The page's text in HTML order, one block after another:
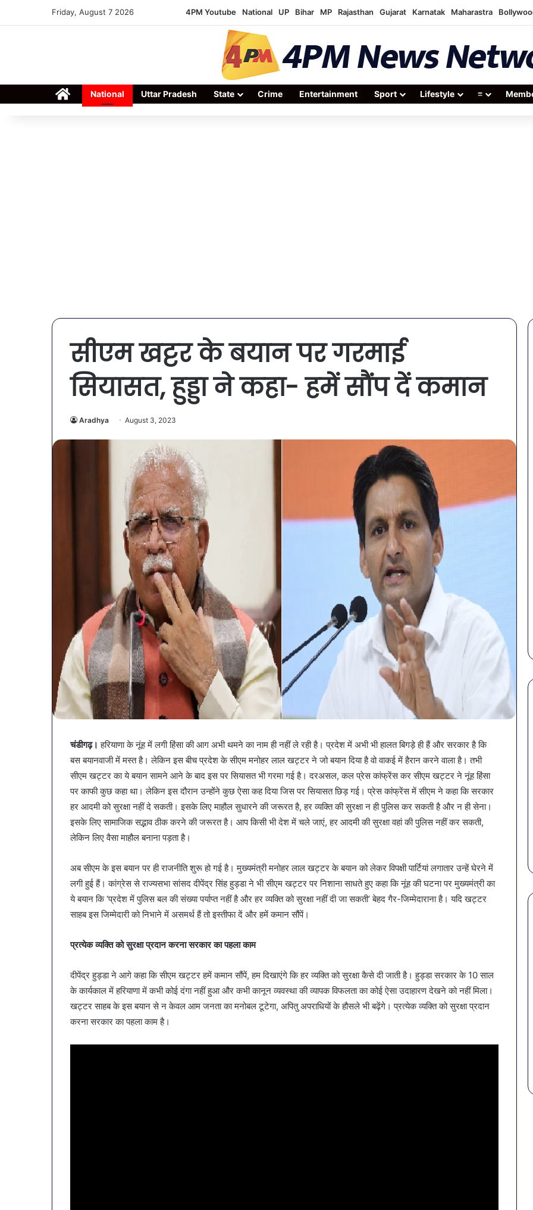
Friday, August 7 2026 4PM Youtube National UP Bihar MP Rajasthan Gujarat Karnatak Maharastra
HomeNational Uttar Pradesh State Crime Entertainment Sport Lifestyle ≡
सीएम खट्टर के बयान पर गरमाई
सियासत, हुड्डा ने कहा- हमें सौंप दें कमान
Aradhya August 3, 2023
चंडीगढ़।हरियाणा के नूंह में लगी हिंसा की आग अभी थमने का नाम ही नहीं ले रही है। प्रदेश में अभी भी हालत बिगड़े ही हैं और सरकार है कि
बस बयानवाजी में मस्त है। लेकिन इस बीच प्रदेश के सीएम मनोहर लाल खट्टर ने जो बयान दिया है वो वाकई में हैरान करने वाला है। तभी
सीएम खट्टर का ये बयान सामने आने के बाद इस पर सियासत भी गरमा गई है। दरअसल, कल प्रेस कांफ्रेंस कर सीएम खट्टर ने नूंह हिंसा
पर काफी कुछ कहा था। लेकिन इस दौरान उन्होंने कुछ ऐसा कह दिया जिस पर सियासत छिड़ गई। प्रेस कांफ्रेंस में सीएम ने कहा कि सरकार
हर आदमी को सुरक्षा नहीं दे सकती। इसके लिए माहौल सुधारने की जरूरत है, हर व्यक्ति की सुरक्षा न ही पुलिस कर सकती है और न ही सेना।
इसके लिए सामाजिक सद्भाव ठीक करने की जरूरत है। आप किसी भी देश में चले जाएं, हर आदमी की सुरक्षा वहां की पुलिस नहीं कर सकती,
लेकिन लिए वैसा माहौल बनाना पड़ता है।
अब सीएम के इस बयान पर ही राजनीति शुरू हो गई है। मुख्यमंत्री मनोहर लाल खट्टर के बयान को लेकर विपक्षी पार्टियां लगातार उन्हें घेरने में
लगी हुई हैं। कांग्रेस से राज्यसभा सांसद दीपेंद्र सिंह हुड्डा ने भी सीएम खट्टर पर निशाना साधते हुए कहा कि नूंह की घटना पर मुख्यमंत्री का
ये बयान कि ‘प्रदेश में पुलिस बल की संख्या पर्याप्त नहीं है और हर व्यक्ति को सुरक्षा नहीं दी जा सकती’ बेहद गैर-जिम्मेदाराना है। यदि खट्टर
साहब इस जिम्मेदारी को निभाने में असमर्थ हैं तो इस्तीफा दें और हमें कमान सौंपें।
प्रत्येक व्यक्ति को सुरक्षा प्रदान करना सरकार का पहला काम
दीपेंद्र हुड्डा ने आगे कहा कि सीएम खट्टर हमें कमान सौंपें, हम दिखाएंगे कि हर व्यक्ति को सुरक्षा कैसे दी जाती है। हुड्डा सरकार के 10 साल
के कार्यकाल में हरियाणा में कभी कोई दंगा नहीं हुआ और कभी कानून व्यवस्था की व्यापक विफलता का कोई ऐसा उदाहारण देखने को नहीं मिला।
खट्टर साहब के इस बयान से न केवल आम जनता का मनोबल टूटेगा, अपितु अपराधियों के हौसले भी बढ़ेंगे। प्रत्येक व्यक्ति को सुरक्षा प्रदान
करना सरकार का पहला काम है।
को
पहल:
SAS
नगर
में
ट्रेडर्स
कमीशन
पहली
बैठक,
केजरीवाल–
मान
का
कदम
January 9, 2026
व्यापारियों को राहत की पहल: SAS
नगर में ट्रेडर्स कमीशन की पहली
बैठक, केजरीवाल–मान का बड़ा
कदम
की
समस्याओं
बचना
है?
गर्मियों
में
करें
ये
सब्जियां
पेट की समस्याओं से बचना है?
गर्मियों में डाइट में शामिल करें ये 7
खतरनाक
के
पानी
4